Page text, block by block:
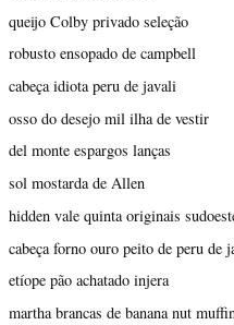
queijo Colby privado seleção
robusto ensopado de campbell
cabeça idiota peru de javali
osso do desejo mil ilha de vestir
del monte espargos lanças
sol mostarda de Allen
hidden vale quinta originais
cabeça forno ouro peito de peru de
etíope pão achatado injera
martha brancas de banana nut